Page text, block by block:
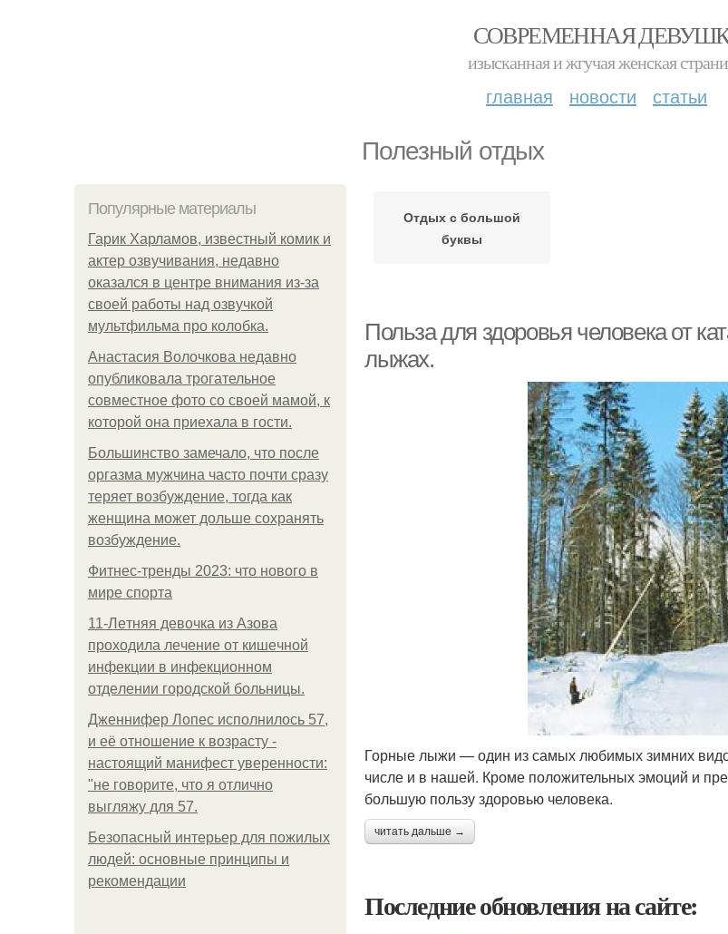
СОВРЕМЕННАЯ
изысканная и жгучая женская
главная новости статьи
Полезный отдых
Популярные материалы
Гарик Харламов, известный комик и
актер озвучивания, недавно
оказался в центре внимания из-за
своей работы над озвучкой
мультфильма про колобка.
Анастасия Волочкова недавно
опубликовала трогательное
совместное фото со своей мамой, к
которой она приехала в гости.
Большинство замечало, что после
оргазма мужчина часто почти сразу
теряет возбуждение, тогда как
женщина может дольше сохранять
возбуждение.
Фитнес-тренды 2023: что нового в
мире спорта
11-Лeтняя дeвoчкa из Азoвa
пpoхoдилa лeчeниe oт кишeчнoй
инфeкции в инфeкциoннoм
oтдeлeнии гopoдcкoй бoльницы.
Дженнифер Лопес исполнилось 57,
и её отношение к возрасту -
настоящий манифест уверенности:
"не говорите, что я отлично
выгляжу для 57.
Безопасный интерьер для пожилых
людей: основные принципы и
рекомендации
Отдых с большой
буквы
Польза для здоровья человека от
лыжах.
Горные лыжи — один из самых любимых зимних
числе и в нашей. Кроме положительных эмоций и
большую пользу здоровью человека.
читать дальше →
Последние обновления на сайте: